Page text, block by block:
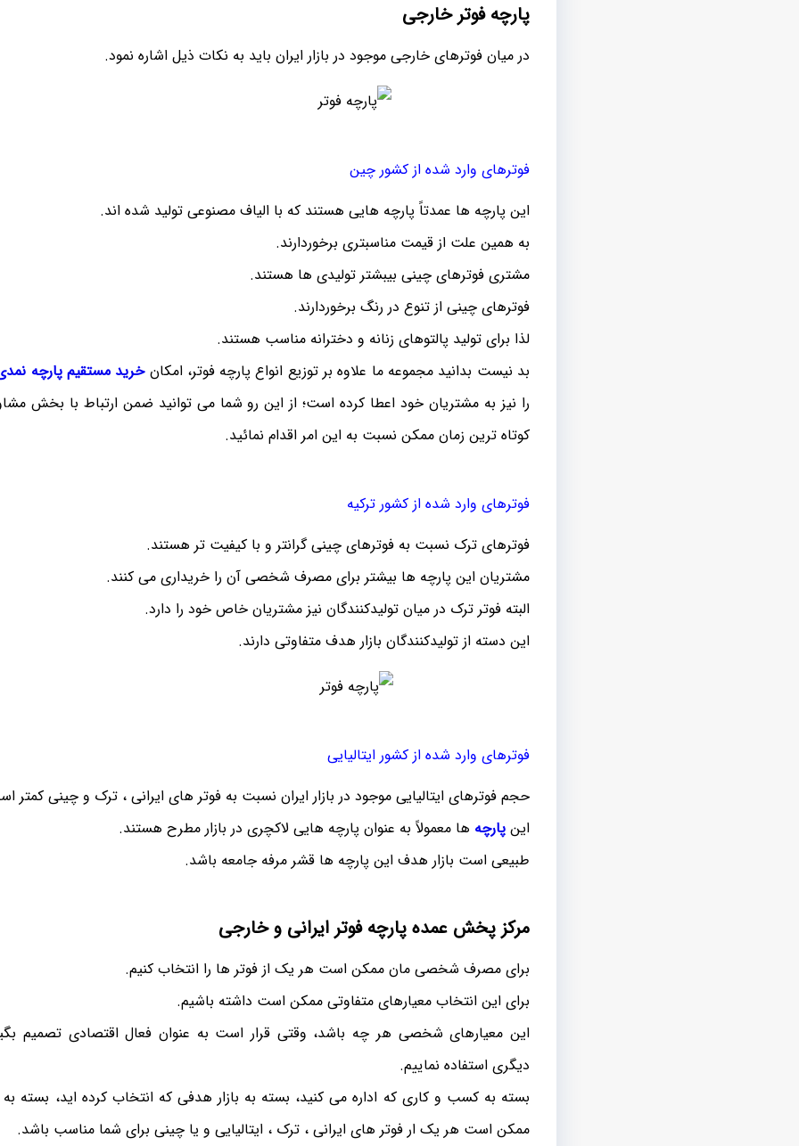
پارچه فوتر خارجی
در میان فوترهای خارجی موجود در بازار ایران باید به نکات ذیل اشاره نمود.
فوترهای وارد شده از کشور چین
این پارچه ها عمدتاً پارچه هایی هستند که با الیاف مصنوعی تولید شده اند.
به همین علت از قیمت مناسبتری برخوردارند.
مشتری فوترهای چینی بیبشتر تولیدی ها هستند.
فوترهای چینی از تنوع در رنگ برخوردارند.
لذا برای تولید پالتوهای زنانه و دخترانه مناسب هستند.
بد نیست بدانید مجموعه ما علاوه بر توزیع انواع پارچه فوتر، امکانخرید مستقیم پارچه
را نیز به مشتریان خود اعطا کرده است؛ از این رو شما می توانید ضمن ارتباط با بخش
کوتاه ترین زمان ممکن نسبت به این امر اقدام نمائید.
فوترهای وارد شده از کشور ترکیه
فوترهای ترک نسبت به فوترهای چینی گرانتر و با کیفیت تر هستند.
مشتریان این پارچه ها بیشتر برای مصرف شخصی آن را خریداری می کنند.
البته فوتر ترک در میان تولیدکنندگان نیز مشتریان خاص خود را دارد.
این دسته از تولیدکنندگان بازار هدف متفاوتی دارند.
فوترهای وارد شده از کشور ایتالیایی
حجم فوترهای ایتالیایی موجود در بازار ایران نسبت به فوتر های ایرانی ، ترک و چینی کمتر
این پارچه ها معمولاً به عنوان پارچه هایی لاکچری در بازار مطرح هستند.
طبیعی است بازار هدف این پارچه ها قشر مرفه جامعه باشد.
مرکز پخش عمده پارچه فوتر ایرانی و خارجی
برای مصرف شخصی مان ممکن است هر یک از فوتر ها را انتخاب کنیم.
برای این انتخاب معیارهای متفاوتی ممکن است داشته باشیم.
این معیارهای شخصی هر چه باشد، وقتی قرار است به عنوان فعال اقتصادی تصمیم
دیگری استفاده نماییم.
بسته به کسب و کاری که اداره می کنید، بسته به بازار هدفی که انتخاب کرده اید، بسته
ممکن است هر یک ار فوتر های ایرانی ، ترک ، ایتالیایی و یا چینی برای شما مناسب باشد.